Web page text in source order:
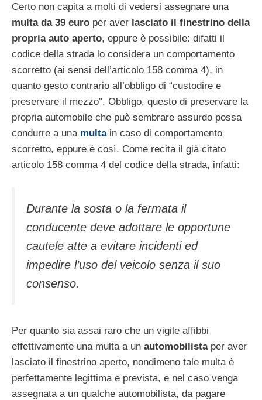
Certo non capita a molti di vedersi assegnare una
multa da 39 euro per aver lasciato il finestrino della
propria auto aperto, eppure è possibile: difatti il
codice della strada lo considera un comportamento
scorretto (ai sensi dell’articolo 158 comma 4), in
quanto gesto contrario all’obbligo di “custodire e
preservare il mezzo”. Obbligo, questo di preservare la
propria automobile che può sembrare assurdo possa
condurre a una multa in caso di comportamento
scorretto, eppure è così. Come recita il già citato
articolo 158 comma 4 del codice della strada, infatti:
Durante la sosta o la fermata il
conducente deve adottare le opportune
cautele atte a evitare incidenti ed
impedire l’uso del veicolo senza il suo
consenso.
Per quanto sia assai raro che un vigile affibbi
effettivamente una multa a un automobilistaper aver
lasciato il finestrino aperto, nondimeno tale multa è
perfettamente legittima e prevista, e nel caso venga
assegnata a un qualche automobilista, da pagare